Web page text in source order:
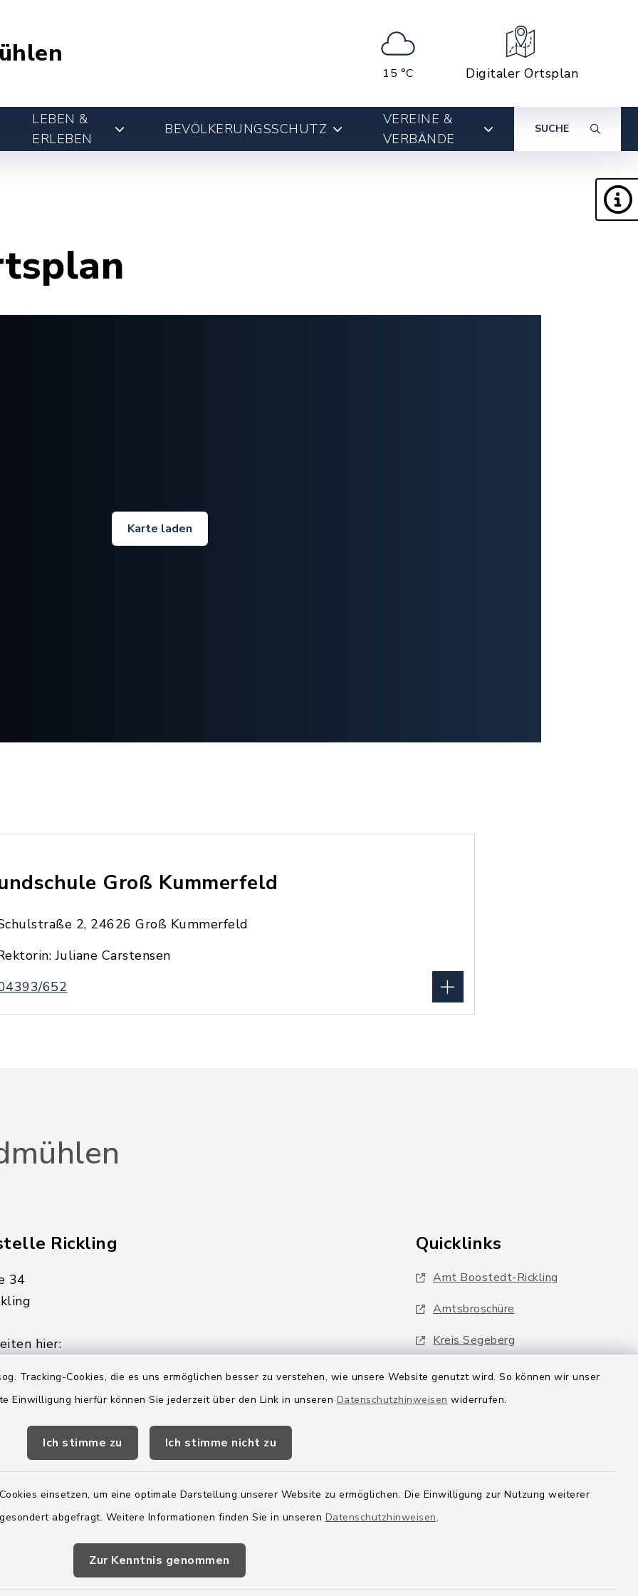
Tracking-Cookies, die es uns ermöglichen besser zu verstehen, wie unsere Website genutzt wird. So können wir unser
Einwilligung hierfür können Sie jederzeit über den Link in unseren Datenschutzhinweisen widerrufen.
Ich stimme zu Ich stimme nicht zu
einsetzen, um eine optimale Darstellung unserer Website zu ermöglichen. Die Einwilligung zur Nutzung weiterer
abgefragt. Weitere Informationen finden Sie in unseren Datenschutzhinweisen.
Zur Kenntnis genommen
15 °C Digitaler Ortsplan
LEBEN &
ERLEBEN
BEVÖLKERUNGSSCHUTZ
VEREINE &
VERBÄNDE
SUCHE
Karte laden
Groß Kummerfeld
2, 24626 Groß Kummerfeld
Juliane Carstensen
652
Rickling
34
hier:
Uhr
am Donnerstag:
Uhr
179-0
- 179-44
boostedt-
Quicklinks
Amt Boostedt-Rickling
Amtsbroschüre
Kreis Segeberg
Wege-Zweckverband